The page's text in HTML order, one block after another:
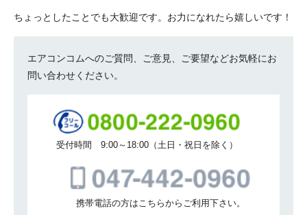
ちょっとしたことでも大歓迎です。お力になれたら嬉しいです！
エアコンコムへのご質問、ご意見、ご要望などお気軽にお
問い合わせください。
受付時間 9:00～18:00（土日・祝日を除く）
携帯電話の方はこちらからご利用下さい。